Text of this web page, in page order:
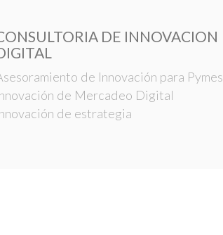
DE INNOVACION
de Innovación para Pymes
de Mercadeo Digital
de estrategia